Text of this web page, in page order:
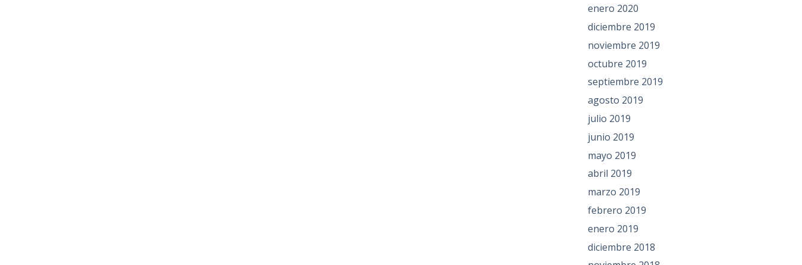
enero 2020
diciembre 2019
noviembre 2019
octubre 2019
septiembre 2019
agosto 2019
julio 2019
junio 2019
mayo 2019
abril 2019
marzo 2019
febrero 2019
enero 2019
diciembre 2018